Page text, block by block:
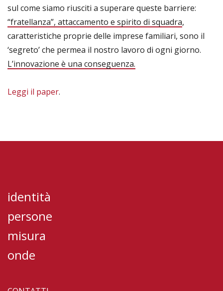
sul come siamo riusciti a superare queste barriere:
“fratellanza”, attaccamento e spirito di squadra,
caratteristiche proprie delle imprese familiari, sono il
‘segreto’ che permea il nostro lavoro di ogni giorno.
L’innovazione è una conseguenza.
Leggi il paper.
identità
persone
misura
onde